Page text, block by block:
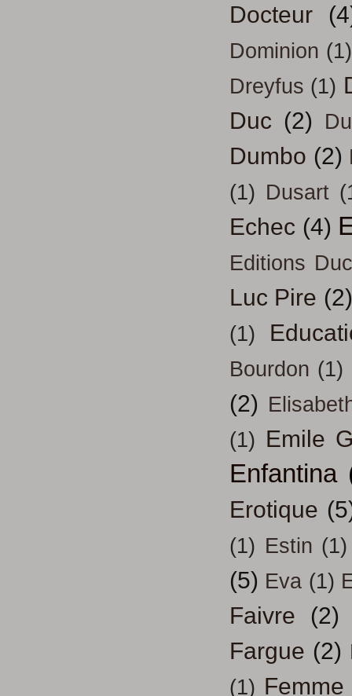
Docteur
Dominion (1)
Dreyfus (1)
Duc (2)
Dumbo (2)
(1) Dusart
Echec (4)
Editions
Luc Pire (2)
(1)
Bourdon (1)
(2)
(1) Emile
Enfantina
Erotique
(1) Estin (1)
(5) Eva (1)
Faivre
(2)
Fargue (2)
(1) Femme